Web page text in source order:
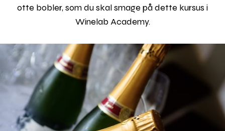
otte bobler, som du skal smage på dette kursus i
Winelab Academy.